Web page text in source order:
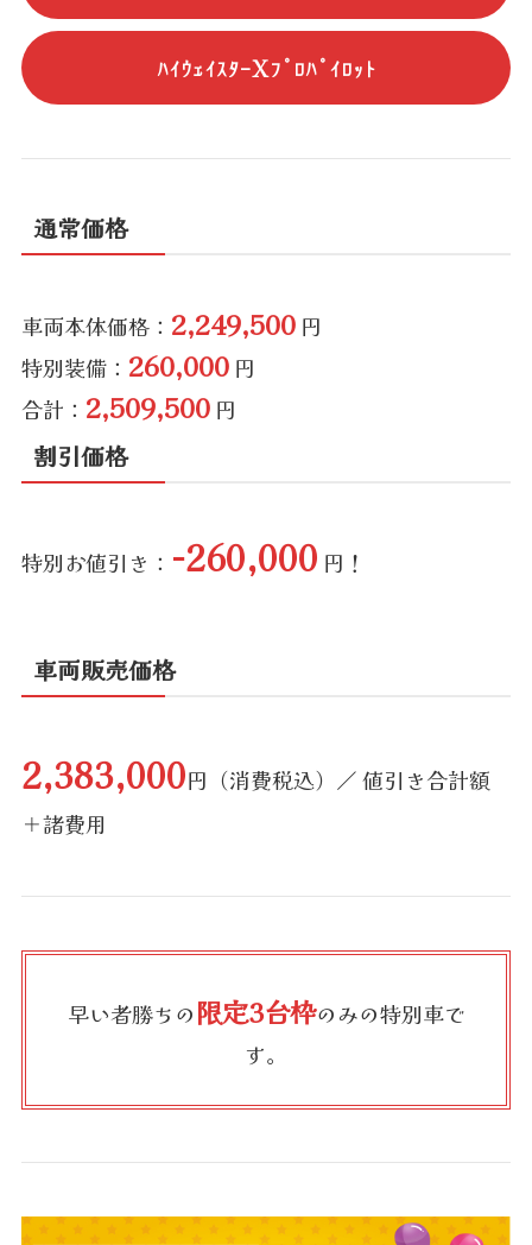
ﾊｲｳｪｲｽﾀｰXﾌﾟﾛﾊﾟｲﾛｯﾄ
通常価格
車両本体価格： 2,249,500円
特別装備： 260,000円
合計： 2,509,500円
割引価格
特別お値引き： -260,000 円！
車両販売価格
2,383,000円（消費税込）／ 値引き合計額
＋諸費用
早い者勝ちの限定3台枠のみの特別車で
す。